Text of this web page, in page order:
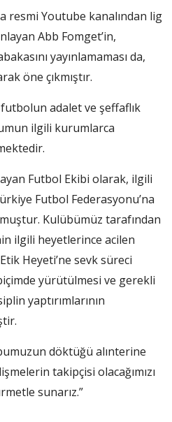
resmi Youtube kanalından lig
Abb Fomget’in,
yayınlamaması da,
öne çıkmıştır.
futbolun adalet ve şeffaflık
ilgili kurumlarca
Futbol Ekibi olarak, ilgili
Futbol Federasyonu’na
Kulübümüz tarafından
ilgili heyetlerince acilen
Heyeti’ne sevk süreci
yürütülmesi ve gerekli
yaptırımlarının
döktüğü alınterine
takipçisi olacağımızı
sunarız.”